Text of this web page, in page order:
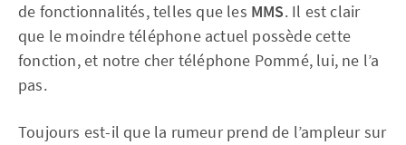
de fonctionnalités, telles que les MMS. Il est clair
que le moindre téléphone actuel possède cette
fonction, et notre cher téléphone Pommé, lui, ne l’a
pas.
Toujours est-il que la rumeur prend de l’ampleur sur